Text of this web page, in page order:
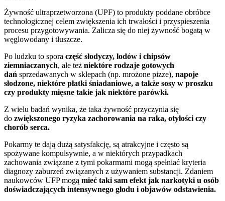
Żywność ultraprzetworzona (UPF) to produkty poddane obróbce
technologicznej celem zwiększenia ich trwałości i przyspieszenia
procesu przygotowywania. Zalicza się do niej żywność bogatą w
węglowodany i tłuszcze.
Po ludzku to spora część słodyczy, lodów i chipsów
ziemniaczanych, ale też niektóre rodzaje gotowych
dań sprzedawanych w sklepach (np. mrożone pizze), napoje
słodzone, niektóre płatki śniadaniowe, a także sosy w proszku
czy produkty mięsne takie jak niektóre parówki.
Z wielu badań wynika, że taka żywność przyczynia się
do zwiększonego ryzyka zachorowania na raka, otyłości czy
chorób serca.
Pokarmy te dają dużą satysfakcję, są atrakcyjne i często są
spożywane kompulsywnie, a w niektórych przypadkach
zachowania związane z tymi pokarmami mogą spełniać kryteria
diagnozy zaburzeń związanych z używaniem substancji. Zdaniem
naukowców UFP mogą mieć taki sam efekt jak narkotyki u osób
doświadczających intensywnego głodu i objawów odstawienia.